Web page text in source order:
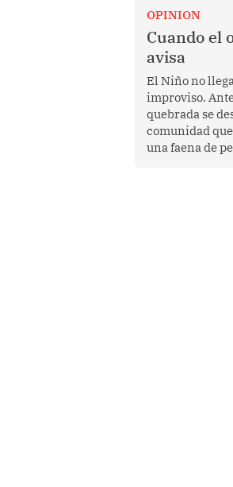
en marzo de
mandatario
Donald Trump,
enfrentar al
transnacional
al tráfico de
OPINION
Cuando el
avisa
El Niño no
improviso.
quebrada se
comunidad
una faena de